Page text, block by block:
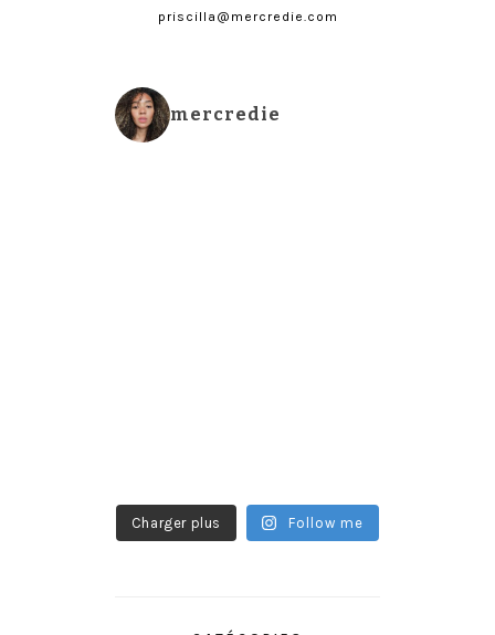
priscilla@mercredie.com
mercredie
Charger plus Follow me